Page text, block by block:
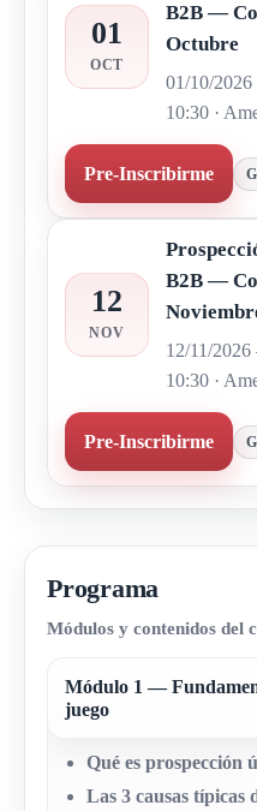
01
OCT
B2B —
Octubre
01/10/2026
10:30 ·
Pre-Inscribirme
12
NOV
B2B —
12/11/2026
10:30 ·
Pre-Inscribirme
Programa
Módulos y contenidos del
Módulo 1 —
juego
Qué es prospección
Las 3 causas típicas